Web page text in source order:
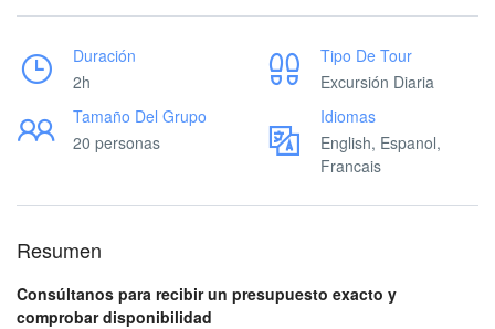
Duración
2h
Tipo De Tour
Excursión Diaria
Tamaño Del Grupo
20 personas
Idiomas
English, Espanol,
Francais
Resumen
Consúltanos para recibir un presupuesto exacto y
comprobar disponibilidad